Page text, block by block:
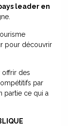
leader en
pour découvrir
offrir des
par
partie ce qui a